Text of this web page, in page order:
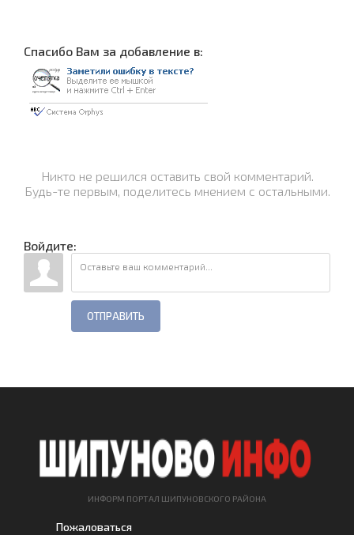
Cпасибо Вам за добавление в:
Никто не решился оставить свой комментарий.
Будь-те первым, поделитесь мнением с остальными.
Войдите:
ОТПРАВИТЬ
ИНФОРМ ПОРТАЛ ШИПУНОВСКОГО РАЙОНА
Пожаловаться